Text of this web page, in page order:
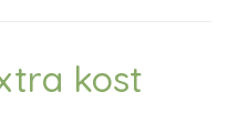
kost